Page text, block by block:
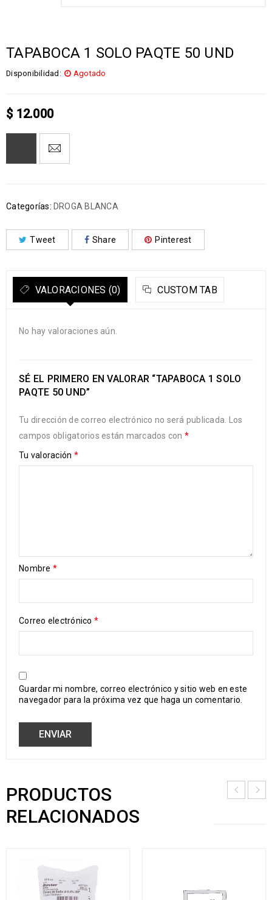
TAPABOCA 1 SOLO PAQTE 50 UND
Disponibilidad: Agotado
$12.000
Categorías: DROGA BLANCA
Tweet Share Pinterest
VALORACIONES (0) CUSTOM TAB
No hay valoraciones aún.
SÉ EL PRIMERO EN VALORAR “TAPABOCA 1 SOLO
PAQTE 50 UND”
Tu dirección de correo electrónico no será publicada.
Los
campos obligatorios están marcados con *
Tu valoración *
Nombre *
Correo electrónico *
Guardar mi nombre, correo electrónico y sitio web en este
navegador para la próxima vez que haga un comentario.
PRODUCTOS
RELACIONADOS